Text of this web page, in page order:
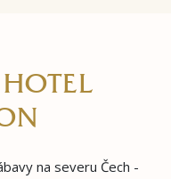
na severu Čech -